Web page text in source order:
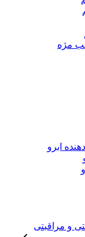
مژه
ابرو
و مراقبتی